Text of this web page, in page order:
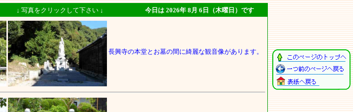
↓ 写真をクリックして下さい ↓ 今日は 2026年 8月 6日（木曜日）です
長興寺の本堂とお墓の間に綺麗な観音像があります。